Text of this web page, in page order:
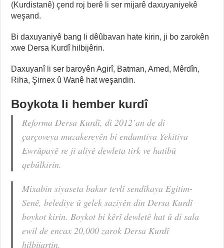
(Kurdistanê) çend roj berê li ser mijarê daxuyaniyekê
weşand.
Bi daxuyaniyê bang li dêûbavan hate kirin, ji bo zarokên
xwe Dersa Kurdî hilbijêrin.
Daxuyanî li ser baroyên Agirî, Batman, Amed, Mêrdîn,
Riha, Şirnex û Wanê hat weşandin.
Boykota li hember kurdî
Reforma Dersa Kurdî, di 2012’an de di
çarçoveya muzakereyên bi endamtiya Yekitiya
Ewrûpayê re ji aliyê dewleta tirk ve hatibû
qebûlkirin.
Mixabin siyaseta bakur tevlî sendîkaya Egitim-
Senê, belediye û gelek saziyên din Dersa Kurdî
boykot kirin. Boykot bi kêrî dewletê hat û di sala
ewil de encax 20,000 zarok Dersa Kurdî
hilbijartin.